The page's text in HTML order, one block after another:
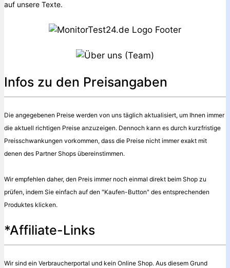
auf unsere Texte.
Infos zu den Preisangaben
Die angegebenen Preise werden von uns täglich aktualisiert, um Ihnen immer
die aktuell richtigen Preise anzuzeigen. Dennoch kann es durch kurzfristige
Preisschwankungen vorkommen, dass die Preise nicht immer exakt mit
denen des Partner Shops übereinstimmen.
Wir empfehlen daher, den Preis immer noch einmal direkt beim Shop zu
prüfen, indem Sie einfach auf den "Kaufen-Button" des entsprechenden
Produktes klicken.
*Affiliate-Links
Wir sind ein Verbraucherportal und kein Online Shop. Aus diesem Grund